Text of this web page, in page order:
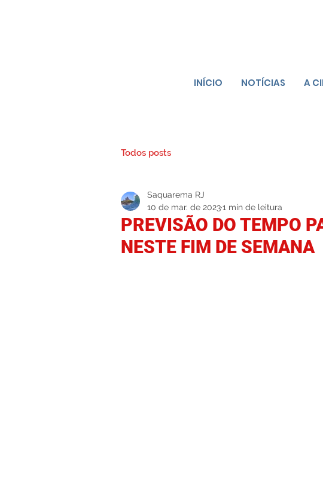
INÍCIO NOTÍCIAS A
Todos posts
PREVISÃO DO TEMPO
NESTE FIM DE SEMANA
Saquarema RJ
10 de mar. de 20231 min de leitura